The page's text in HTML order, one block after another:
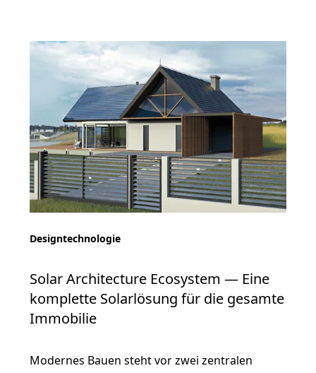
Designtechnologie
Solar Architecture Ecosystem — Eine
komplette Solarlösung für die gesamte
Immobilie
Modernes Bauen steht vor zwei zentralen